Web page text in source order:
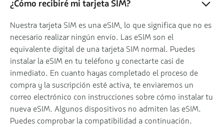
¿Cómo recibiré mi tarjeta SIM?
Nuestra tarjeta SIM es una eSIM, lo que significa que no es
necesario realizar ningún envío. Las eSIM son el
equivalente digital de una tarjeta SIM normal. Puedes
instalar la eSIM en tu teléfono y conectarte casi de
inmediato. En cuanto hayas completado el proceso de
compra y la suscripción esté activa, te enviaremos un
correo electrónico con instrucciones sobre cómo instalar tu
nueva eSIM. Algunos dispositivos no admiten las eSIM.
Puedes comprobar la compatibilidad a continuación.